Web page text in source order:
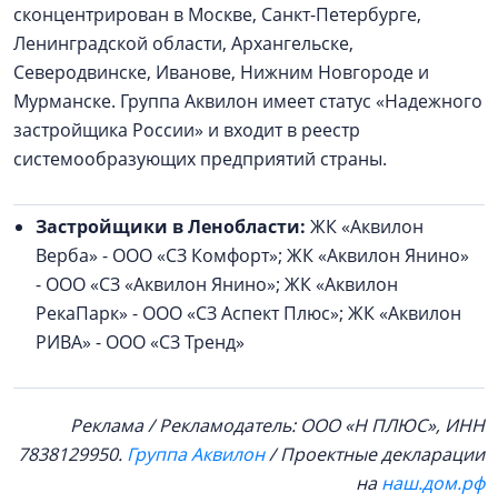
сконцентрирован в Москве, Санкт-Петербурге,
Ленинградской области, Архангельске,
Северодвинске, Иванове, Нижним Новгороде и
Мурманске. Группа Аквилон имеет статус «Надежного
застройщика России» и входит в реестр
системообразующих предприятий страны.
Застройщики в Ленобласти: ЖК «Аквилон
Верба» - ООО «СЗ Комфорт»; ЖК «Аквилон Янино»
- ООО «СЗ «Аквилон Янино»; ЖК «Аквилон
РекаПарк» - ООО «СЗ Аспект Плюс»; ЖК «Аквилон
РИВА» - ООО «СЗ Тренд»
Реклама / Рекламодатель: ООО «Н ПЛЮС», ИНН
7838129950. Группа Аквилон/ Проектные декларации
нанаш.дом.рф